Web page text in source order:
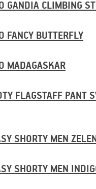
GANDIA CLIMBING
FANCY BUTTERFLY
MADAGASKAR
FLAGSTAFF PANT
SHORTY MEN
SHORTY MEN